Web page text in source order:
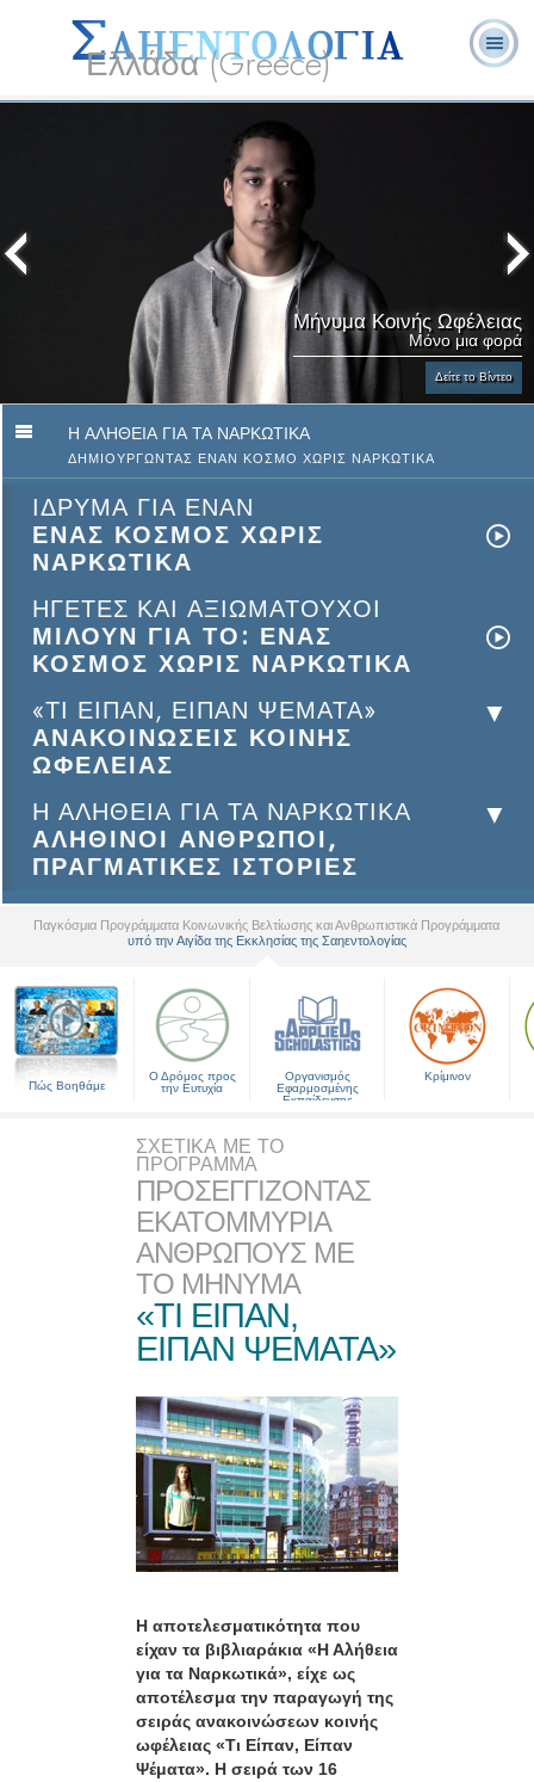
Ελλάδα (Greece)
Λειτουργοί
Μήνυμα Κοινής Ωφέλειας
Μόνο μια φορά
Δείτε το Βίντεο
Η ΑΛΗΘΕΙΑ ΓΙΑ ΤΑ ΝΑΡΚΩΤΙΚΑ
ΔΗΜΙΟΥΡΓΩΝΤΑΣ ΕΝΑΝ ΚΟΣΜΟ ΧΩΡΙΣ ΝΑΡΚΩΤΙΚΑ
ΙΔΡΥΜΑ ΓΙΑ ΕΝΑΝ
ΕΝΑΣ ΚΟΣΜΟΣ ΧΩΡΙΣ
ΝΑΡΚΩΤΙΚΑ
ΗΓΕΤΕΣ ΚΑΙ ΑΞΙΩΜΑΤΟΥΧΟΙ
ΜΙΛΟΥΝ ΓΙΑ ΤΟ: ΕΝΑΣ
ΚΟΣΜΟΣ ΧΩΡΙΣ ΝΑΡΚΩΤΙΚΑ
«ΤΙ ΕΙΠΑΝ, ΕΙΠΑΝ ΨΕΜΑΤΑ»
ΑΝΑΚΟΙΝΩΣΕΙΣ ΚΟΙΝΗΣ
ΩΦΕΛΕΙΑΣ
Η ΑΛΗΘΕΙΑ ΓΙΑ ΤΑ ΝΑΡΚΩΤΙΚΑ
ΑΛΗΘΙΝΟΙ ΑΝΘΡΩΠΟΙ,
ΠΡΑΓΜΑΤΙΚΕΣ ΙΣΤΟΡΙΕΣ
Παγκόσμια Προγράμματα Κοινωνικής Βελτίωσης και Ανθρωπιστικά Προγράμματα
υπό την Αιγίδα της Εκκλησίας της Σαηεντολογίας
Πώς Βοηθάμε
Ο Δρόμος προς
την Ευτυχία
Οργανισμός
Εφαρμοσμένης
Εκπαίδευσης
Κρίμινον
ΣΧΕΤΙΚΑ ΜΕ ΤΟ
ΠΡΟΓΡΑΜΜΑ
ΠΡΟΣΕΓΓΙΖΟΝΤΑΣ
ΕΚΑΤΟΜΜΥΡΙΑ
ΑΝΘΡΩΠΟΥΣ ΜΕ
ΤΟ ΜΗΝΥΜΑ
«ΤΙ ΕΙΠΑΝ,
ΕΙΠΑΝ ΨΕΜΑΤΑ»
Η αποτελεσματικότητα που
είχαν τα βιβλιαράκια «Η Αλήθεια
για τα Ναρκωτικά», είχε ως
αποτέλεσμα την παραγωγή της
σειράς ανακοινώσεων κοινής
ωφέλειας «Τι Είπαν, Είπαν
Ψέματα». Η σειρά των 16